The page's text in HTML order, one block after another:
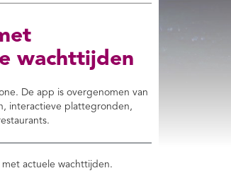
wachttijden
De app is overgenomen van
interactieve plattegronden,
actuele wachttijden.